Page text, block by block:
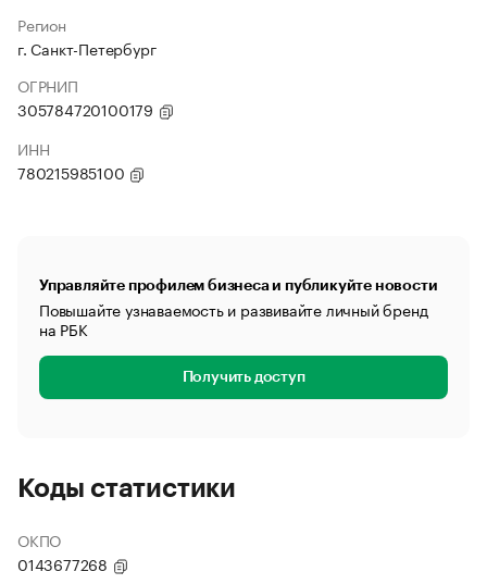
Регион
г. Санкт-Петербург
ОГРНИП
305784720100179
ИНН
780215985100
Управляйте профилем бизнеса и публикуйте новости
Повышайте узнаваемость и развивайте личный бренд
на РБК
Получить доступ
Коды статистики
ОКПО
0143677268